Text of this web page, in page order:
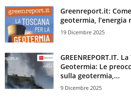
Greenreport.it:
geotermia,
19 Dicembre 2025
GREENREPORT.IT.
Geotermia: Le
sulla geotermia,...
9 Dicembre 2025